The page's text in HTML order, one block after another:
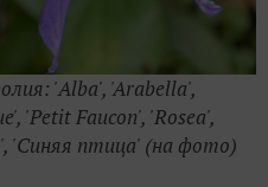
'Alba', 'Arabella',
'Petit Fаucon', 'Rosea',
'Cиняя птица' (на фото)